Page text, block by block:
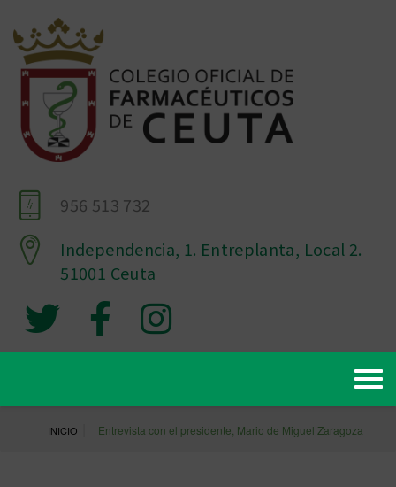
956 513 732
Independencia, 1. Entreplanta, Local 2.
51001 Ceuta
INICIO Entrevista con el presidente, Mario de Miguel Zaragoza